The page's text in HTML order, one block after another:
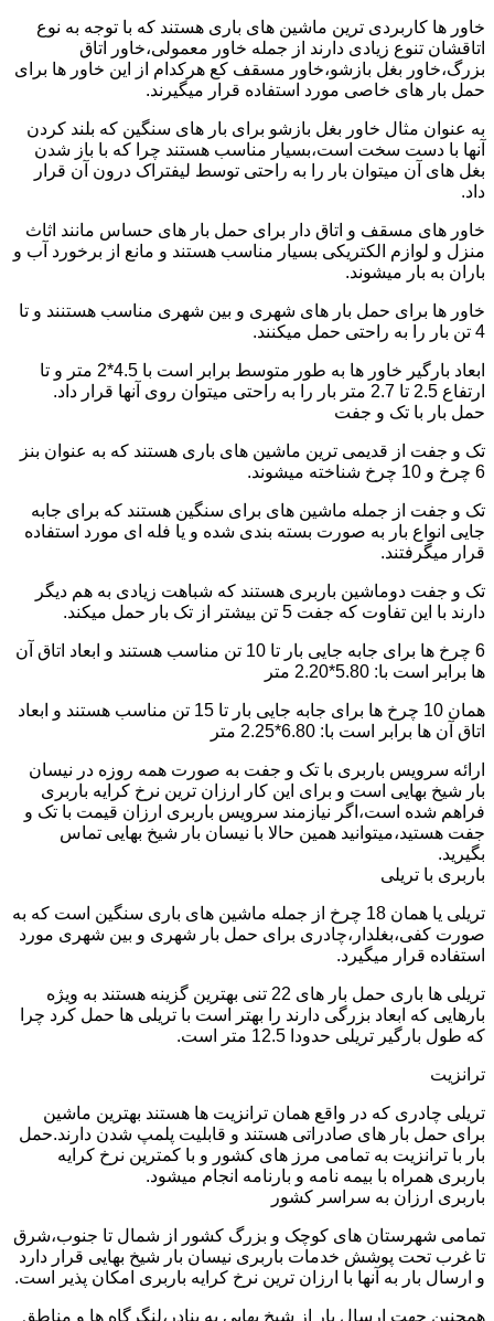
خاور ها کاربردی ترین ماشین های باری هستند که با توجه به نوع
اتاقشان تنوع زیادی دارند از جمله خاور معمولی،خاور اتاق
بزرگ،خاور بغل بازشو،خاور مسقف کع هرکدام از این خاور ها برای
حمل بار های خاصی مورد استفاده قرار میگیرند.
به عنوان مثال خاور بغل بازشو برای بار های سنگین که بلند کردن
آنها با دست سخت است،بسیار مناسب هستند چرا که با باز شدن
بغل های آن میتوان بار را به راحتی توسط لیفتراک درون آن قرار
داد.
خاور های مسقف و اتاق دار برای حمل بار های حساس مانند اثاث
منزل و لوازم الکتریکی بسیار مناسب هستند و مانع از برخورد آب و
باران به بار میشوند.
خاور ها برای حمل بار های شهری و بین شهری مناسب هستنند و تا
4 تن بار را به راحتی حمل میکنند.
ابعاد بارگیر خاور ها به طور متوسط برابر است با 4.5*2 متر و تا
ارتفاع 2.5 تا 2.7 متر بار را به راحتی میتوان روی آنها قرار داد.
حمل بار با تک و جفت
تک و جفت از قدیمی ترین ماشین های باری هستند که به عنوان بنز
6 چرخ و 10 چرخ شناخته میشوند.
تک و جفت از جمله ماشین های برای سنگین هستند که برای جابه
جایی انواع بار به صورت بسته بندی شده و یا فله ای مورد استفاده
قرار میگرفتند.
تک و جفت دوماشین باربری هستند که شباهت زیادی به هم دیگر
دارند با این تفاوت که جفت 5 تن بیشتر از تک بار حمل میکند.
6 چرخ ها برای جابه جایی بار تا 10 تن مناسب هستند و ابعاد اتاق آن
ها برابر است با: 5.80*2.20 متر
همان 10 چرخ ها برای جابه جایی بار تا 15 تن مناسب هستند و ابعاد
اتاق آن ها برابر است با: 6.80*2.25 متر
ارائه سرویس باربری با تک و جفت به صورت همه روزه در نیسان
بار شیخ بهایی است و برای این کار ارزان ترین نرخ کرایه باربری
فراهم شده است،اگر نیازمند سرویس باربری ارزان قیمت با تک و
جفت هستید،میتوانید همین حالا با نیسان بار شیخ بهایی تماس
بگیرید.
باربری با تریلی
تریلی یا همان 18 چرخ از جمله ماشین های باری سنگین است که به
صورت کفی،بغلدار،چادری برای حمل بار شهری و بین شهری مورد
استفاده قرار میگیرد.
تریلی ها باری حمل بار های 22 تنی بهترین گزینه هستند به ویژه
بارهایی که ابعاد بزرگی دارند را بهتر است با تریلی ها حمل کرد چرا
که طول بارگیر تریلی حدودا 12.5 متر است.
ترانزیت
تریلی چادری که در واقع همان ترانزیت ها هستند بهترین ماشین
برای حمل بار های صادراتی هستند و قابلیت پلمپ شدن دارند.حمل
بار با ترانزیت به تمامی مرز های کشور و با کمترین نرخ کرایه
باربری همراه با بیمه نامه و بارنامه انجام میشود.
باربری ارزان به سراسر کشور
تمامی شهرستان های کوچک و بزرگ کشور از شمال تا جنوب،شرق
تا غرب تحت پوشش خدمات باربری نیسان بار شیخ بهایی قرار دارد
و ارسال بار به آنها با ارزان ترین نرخ کرایه باربری امکان پذیر است.
همچنین جهت ارسال بار از شیخ بهایی به بنادر،لنگرگاه ها و مناطق